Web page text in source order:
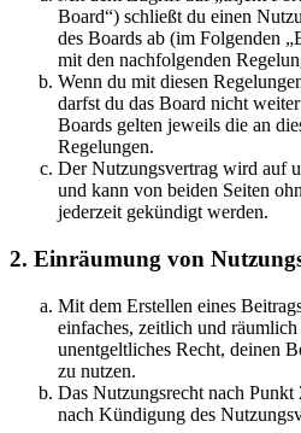
Board“) schließt du einen
des Boards ab (im Folgenden
mit den nachfolgenden
Wenn du mit diesen
darfst du das Board nicht
Boards gelten jeweils die an
Regelungen.
Der Nutzungsvertrag wird auf
und kann von beiden Seiten
jederzeit gekündigt werden.
2. Einräumung von
Mit dem Erstellen eines
einfaches, zeitlich und räumlich
unentgeltliches Recht, deinen
zu nutzen.
Das Nutzungsrecht nach
nach Kündigung des